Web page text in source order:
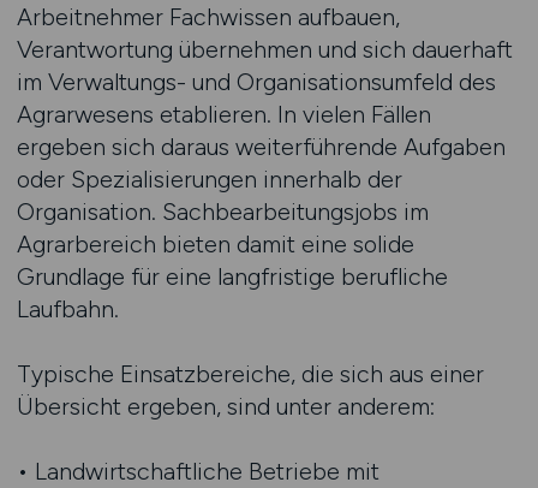
Arbeitnehmer Fachwissen aufbauen,
Verantwortung übernehmen und sich dauerhaft
im Verwaltungs- und Organisationsumfeld des
Agrarwesens etablieren. In vielen Fällen
ergeben sich daraus weiterführende Aufgaben
oder Spezialisierungen innerhalb der
Organisation. Sachbearbeitungsjobs im
Agrarbereich bieten damit eine solide
Grundlage für eine langfristige berufliche
Laufbahn.
Typische Einsatzbereiche, die sich aus einer
Übersicht ergeben, sind unter anderem:
• Landwirtschaftliche Betriebe mit